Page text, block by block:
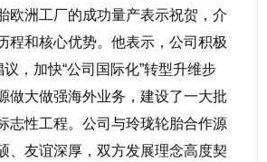
欧洲工厂的成功量产表示祝贺，介
程和核心优势。他表示，公司积极
议，加快“公司国际化”转型升维步
做大做强海外业务，建设了一大批
志性工程。公司与玲珑轮胎合作源
、友谊深厚，双方发展理念高度契